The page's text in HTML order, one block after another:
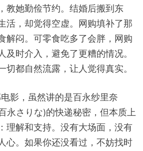
教她勤俭节约。结婚后搬到东
活，却觉得空虚。网购填补了那
解闷。可零食吃多了会胖，网购
及时介入，避免了更糟的情况。
切都自然流露，让人觉得真实。
影，虽然讲的是百永纱里奈
永さりな)的快递秘密，但本质上
理解和支持。没有大场面，没有
心。如果你还没看过，不妨找时